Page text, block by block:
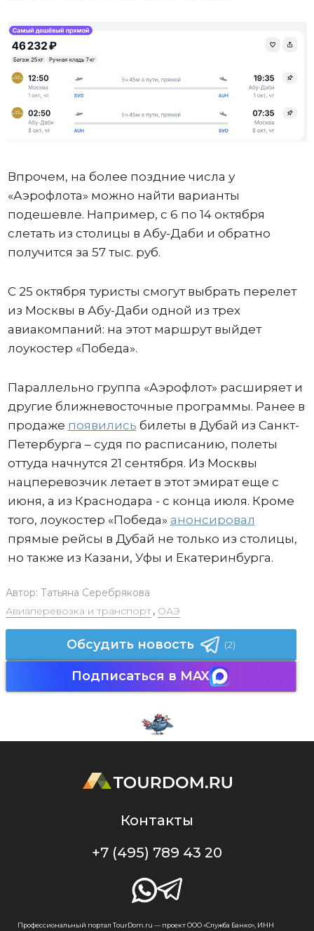
Впрочем, на более поздние числа у
«Аэрофлота» можно найти варианты
подешевле. Например, с 6 по 14 октября
слетать из столицы в Абу-Даби и обратно
получится за 57 тыс. руб.
С 25 октября туристы смогут выбрать перелет
из Москвы в Абу-Даби одной из трех
авиакомпаний: на этот маршрут выйдет
лоукостер «Победа».
Параллельно группа «Аэрофлот» расширяет и
другие ближневосточные программы. Ранее в
продаже появились билеты в Дубай из Санкт-
Петербурга – судя по расписанию, полеты
оттуда начнутся 21 сентября. Из Москвы
нацперевозчик летает в этот эмират еще с
июня, а из Краснодара - с конца июля. Кроме
того, лоукостер «Победа» анонсировал
прямые рейсы в Дубай не только из столицы,
но также из Казани, Уфы и Екатеринбурга.
Автор: Татьяна Серебрякова
Авиаперевозка и транспорт, ОАЭ
Обсудить новость (2)
Подписаться в MAX
Контакты
+7 (495) 789 43 20
Профессиональный портал TourDom.ru — проект ООО «Служба Банко», ИНН